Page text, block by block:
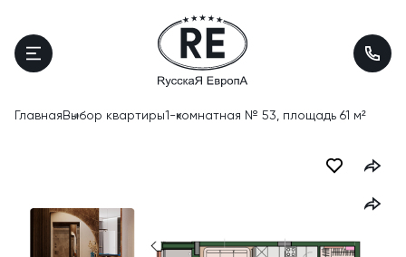
Главная Выбор квартиры1-комнатная № 53, площадь 61 м²